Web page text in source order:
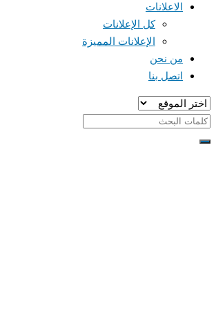
الاعلانات
كل الإعلانات
الإعلانات المميزة
من نحن
اتصل بنا